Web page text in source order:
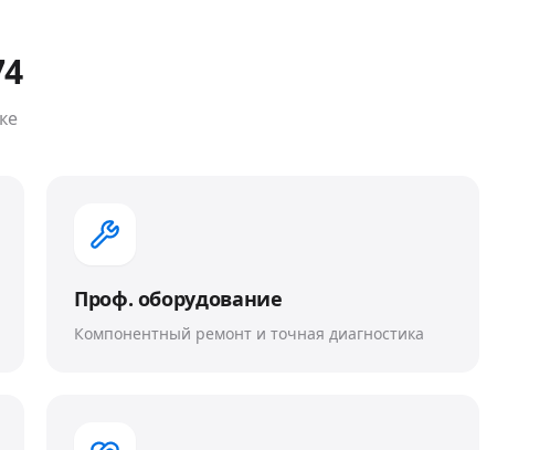
Проф. оборудование
Компонентный ремонт и точная диагностика